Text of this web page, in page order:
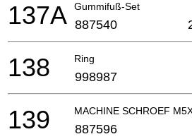
Gummifuß-Set
137A 887540
Ring
138 998987
MACHINE SCHROEF
139 887596